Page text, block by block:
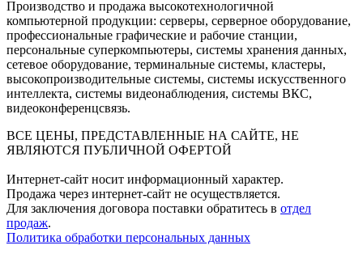
Производство и продажа высокотехнологичной
компьютерной продукции: серверы, серверное оборудование,
профессиональные графические и рабочие станции,
персональные суперкомпьютеры, системы хранения данных,
сетевое оборудование, терминальные системы, кластеры,
высокопроизводительные системы, системы искусственного
интеллекта, системы видеонаблюдения, системы ВКС,
видеоконференцсвязь.
ВСЕ ЦЕНЫ, ПРЕДСТАВЛЕННЫЕ НА САЙТЕ, НЕ
ЯВЛЯЮТСЯ ПУБЛИЧНОЙ ОФЕРТОЙ
Интернет-сайт носит информационный характер.
Продажа через интернет-сайт не осуществляется.
Для заключения договора поставки обратитесь в отдел
продаж.
Политика обработки персональных данных